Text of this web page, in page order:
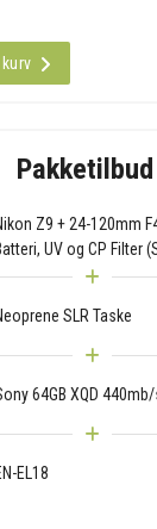
Z9 + 24-120mm
UV og CP Filter
SLR Taske
64GB XQD
EL18